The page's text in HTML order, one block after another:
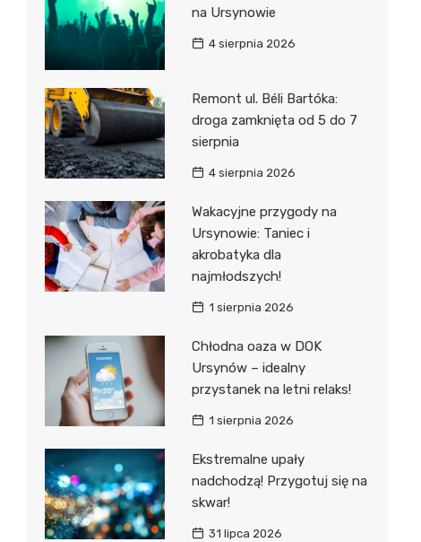
na Ursynowie
4 sierpnia 2026
Remont ul. Béli Bartóka:
droga zamknięta od 5 do 7
sierpnia
4 sierpnia 2026
Wakacyjne przygody na
Ursynowie: Taniec i
akrobatyka dla
najmłodszych!
1 sierpnia 2026
Chłodna oaza w DOK
Ursynów – idealny
przystanek na letni relaks!
1 sierpnia 2026
Ekstremalne upały
nadchodzą! Przygotuj się na
skwar!
31 lipca 2026